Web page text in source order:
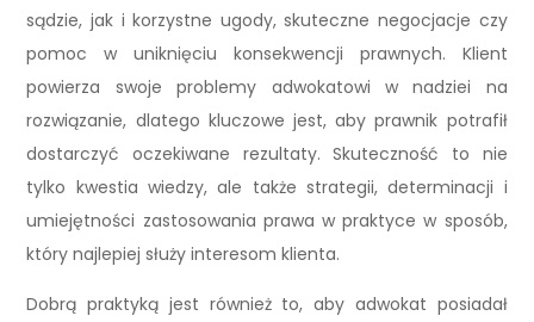
sądzie, jak i korzystne ugody, skuteczne negocjacje czy
pomoc w uniknięciu konsekwencji prawnych. Klient
powierza swoje problemy adwokatowi w nadziei na
rozwiązanie, dlatego kluczowe jest, aby prawnik potrafił
dostarczyć oczekiwane rezultaty. Skuteczność to nie
tylko kwestia wiedzy, ale także strategii, determinacji i
umiejętności zastosowania prawa w praktyce w sposób,
który najlepiej służy interesom klienta.
Dobrą praktyką jest również to, aby adwokat posiadał